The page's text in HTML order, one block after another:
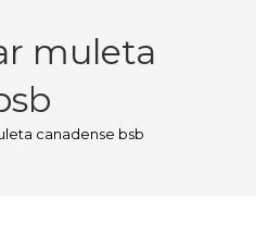
muleta
canadense bsb